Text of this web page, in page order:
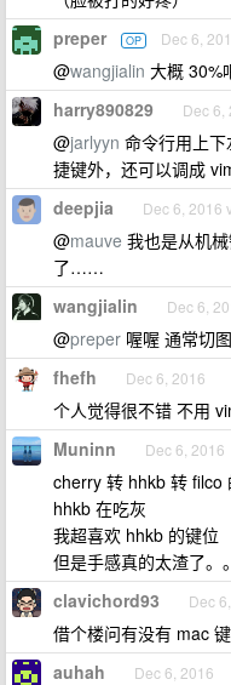
preper OP Dec 6,
@wangjialin 大概 30%
harry890829 Dec 6,
@jarlyyn 命令行用上
捷键外，还可以调成
deepjia Dec 6, 2016
@mauve 我也是从机
了……
wangjialin Dec 6,
@preper 喔喔 通常切
fhefh Dec 6, 2016
个人觉得很不错 不用
Muninn Dec 6, 2016
cherry 转 hhkb 转 filco
hhkb 在吃灰
我超喜欢 hhkb 的键位
但是手感真的太渣了。
clavichord93 Dec
借个楼问有没有 mac
auhah Dec 6, 2016